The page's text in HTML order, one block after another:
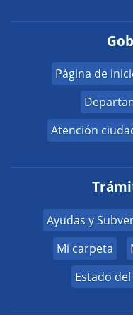
Página de
Atención
Ayudas y
Mi carpeta
Estado